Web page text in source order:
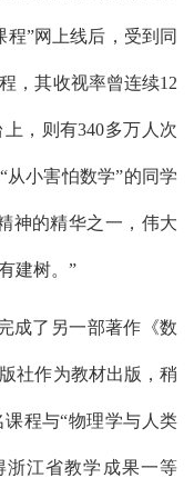
”网上线后，受到同
，其收视率曾连续12
上，则有340多万人次
从小害怕数学”的同学
神的精华之一，伟大
建树。”
成了另一部著作《数
社作为教材出版，稍
程与“物理学与人类
浙江省教学成果一等